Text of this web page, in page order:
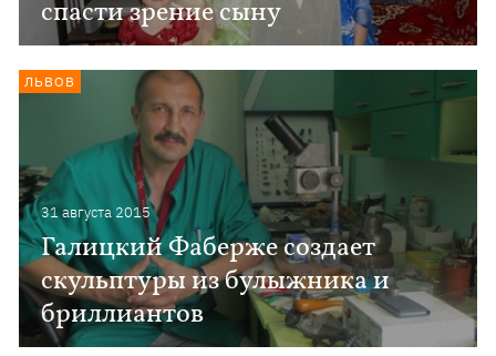
спасти зрение сыну
31 августа 2015
Галицкий Фаберже создает
скульптуры из булыжника и
бриллиантов
ЛЬВОВ